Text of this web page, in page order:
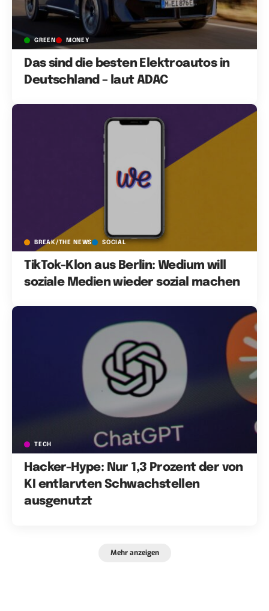
GREEN MONEY
Das sind die besten Elektroautos in
Deutschland – laut ADAC
BREAK/THE NEWS SOCIAL
TikTok-Klon aus Berlin: Wedium will
soziale Medien wieder sozial machen
TECH
Hacker-Hype: Nur 1,3 Prozent der von
KI entlarvten Schwachstellen
ausgenutzt
Mehr anzeigen